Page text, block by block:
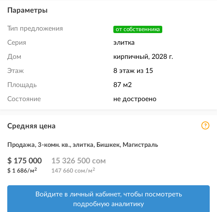
Параметры
Тип предложения от собственника
Серия элитка
Дом кирпичный, 2028 г.
Этаж 8 этаж из 15
Площадь 87 м2
Состояние не достроено
Средняя цена
Продажа, 3-комн. кв., элитка, Бишкек, Магистраль
$ 175 000
$ 1 686/м2
15 326 500 сом
147 660 сом/м2
Войдите в личный кабинет, чтобы посмотреть
подробную аналитику